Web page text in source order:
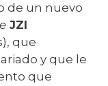
de un nuevo
JZI
que
y que le
que